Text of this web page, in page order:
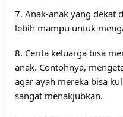
7. Anak-anak yang dekat
lebih mampu untuk
8. Cerita keluarga bisa
anak. Contohnya,
agar ayah mereka bisa
sangat menakjubkan.